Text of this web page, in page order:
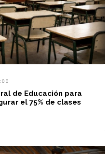
de Educación para
el 75% de clases